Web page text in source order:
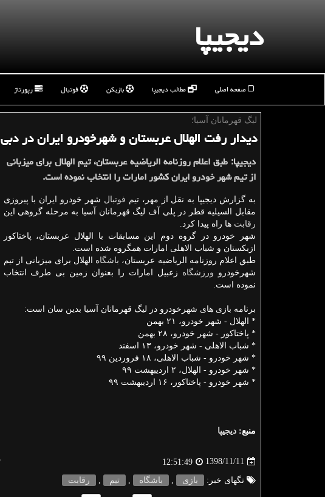
دیجیپا
صفحه اصلی مطالب دیجیپا بازیکن فوتبال رپورتاژ
لیگ قهرمانان آسیا؛
دیدار رفت الهلال عربستان و شهرخودرو ایران در دبی
دیجیپا: طبق اعلام روزنامه الریاضیه عربستان، تیم الهلال برای میزبانی
از تیم شهر خودرو ایران كشور امارات را انتخاب نموده است.
به گزارش دیجیپا به نقل از مهر، تیم فوتبال شهر خودرو ایران با پیروزی
مقابل السیلیه قطر در پلی آف لیگ قهرمانان آسیا به مرحله گروهی این
رقابت ها راه پیدا كرد.
شهر خودرو در گروه دوم این مسابقات با الهلال عربستان، پاختاكور
ازبكستان و شباب الاهلی امارات همگروه شده است.
طبق اعلام روزنامه الریاضیه عربستان، باشگاه الهلال برای میزبانی از تیم
شهرخودرو ورزشگاه زعبیل امارات را بعنوان زمین بی طرف انتخاب
نموده است.
برنامه بازی های شهرخودرو در لیگ قهرمانان آسیا بدین سان است:
* الهلال - شهر خودرو، ۲۱ بهمن
* پاختاكور - شهر خودرو، ۲۸ بهمن
* شباب الاهلی - شهر خودرو، ۱۳ اسفند
* شهر خودرو - شباب الاهلی، ۱۸ فروردین ۹۹
* شهر خودرو - الهلال، ۲ اردیبهشت ۹۹
* شهر خودرو - پاختاكور، ۱۶ اردیبهشت ۹۹
منبع: دیجیپا
1398/11/11
12:51:49
تگهای خبر: بازی باشگاه تیم رقابت